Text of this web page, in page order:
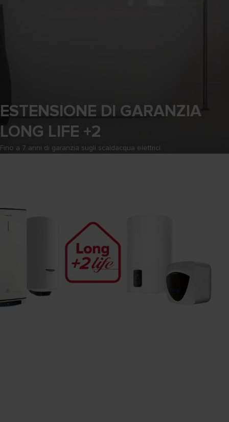
ESTENSIONE DI GARANZIA
LONG LIFE +2
Fino a 7 anni di garanzia sugli scaldacqua elettrici.